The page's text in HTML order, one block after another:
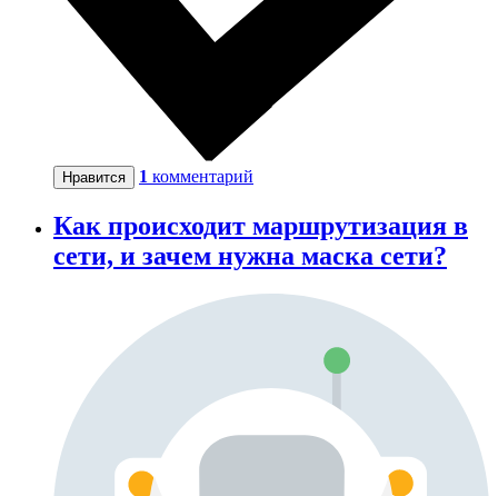
Нравится 1 комментарий
Как происходит маршрутизация в
сети, и зачем нужна маска сети?